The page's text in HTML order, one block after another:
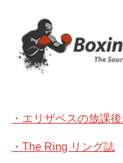
・エリザベスの放課
・The Ring リング誌